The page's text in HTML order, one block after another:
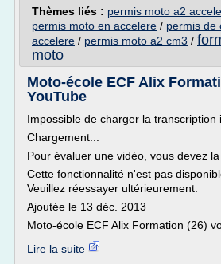
Thèmes liés : permis moto a2
permis moto en accelere / permis de
accelere / permis moto a2 cm3 /
moto
Moto-école ECF Alix
YouTube
Impossible de charger la transcription
Chargement...
Pour évaluer une vidéo, vous devez la
Cette fonctionnalité n'est pas
Veuillez réessayer ultérieurement.
Ajoutée le 13 déc. 2013
Moto-école ECF Alix Formation (26)
Lire la suite